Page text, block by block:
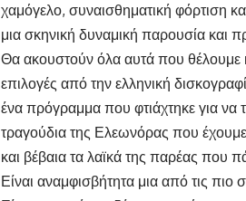
χαμόγελο, συναισθηματική φόρτιση
μια σκηνική δυναμική παρουσία και
Θα ακουστούν όλα αυτά που θέλουμε
επιλογές από την ελληνική
ένα πρόγραμμα που φτιάχτηκε για να
τραγούδια της Ελεωνόρας που
και βέβαια τα λαϊκά της παρέας που
Είναι αναμφισβήτητα μια από τις